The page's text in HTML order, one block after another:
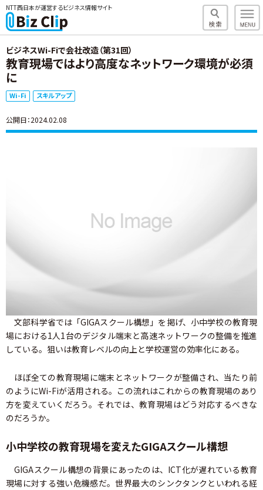
NTT西日本が運営するビジネス情報サイト
ビジネスWi-Fiで会社改造（第31回）
教育現場ではより高度なネットワーク環境が必須
に
Wi-Fi スキルアップ
公開日：2024.02.08
文部科学省では「GIGAスクール構想」を掲げ、小中学校の教育現
場における1人1台のデジタル端末と高速ネットワークの整備を推進
している。狙いは教育レベルの向上と学校運営の効率化にある。
ほぼ全ての教育現場に端末とネットワークが整備され、当たり前
のようにWi-Fiが活用される。この流れはこれからの教育現場のあり
方を変えていくだろう。それでは、教育現場はどう対応するべきな
のだろうか。
小中学校の教育現場を変えたGIGAスクール構想
GIGAスクール構想の背景にあったのは、ICT化が遅れている教育
現場に対する強い危機感だ。世界最大のシンクタンクといわれる経